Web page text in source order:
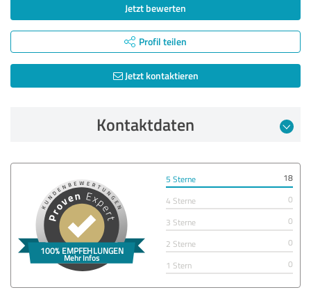
Jetzt bewerten
Profil teilen
Jetzt kontaktieren
Kontaktdaten
5 Sterne
18
4 Sterne
0
3 Sterne
0
2 Sterne
0
1 Stern
0